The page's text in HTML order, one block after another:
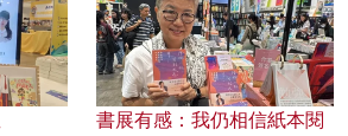
書展有感：我仍相信紙本閱